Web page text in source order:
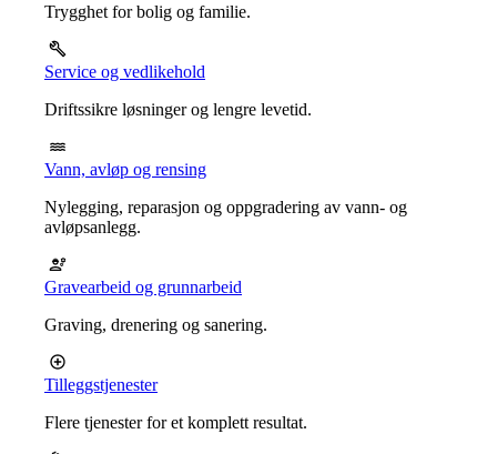
Trygghet for bolig og familie.
Service og vedlikehold
Driftssikre løsninger og lengre levetid.
Vann, avløp og rensing
Nylegging, reparasjon og oppgradering av vann- og
avløpsanlegg.
Gravearbeid og grunnarbeid
Graving, drenering og sanering.
Tilleggstjenester
Flere tjenester for et komplett resultat.